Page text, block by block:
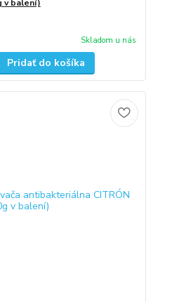
v balení)
Skladom u nás
Pridať do košíka